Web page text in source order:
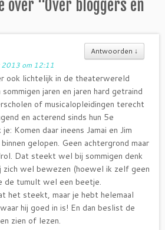
over “Over bloggers en
Antwoorden ↓
2013 om 12:11
ook lichtelijk in de theaterwereld
jaren en jaren hard getraind
of musicalopleidingen terecht
en acterend sinds hun 5e
Komen daar ineens Jamai en Jim
gelopen. Geen achtergrond maar
Dat steekt wel bij sommigen denk
zich wel bewezen (hoewel ik zelf geen
de tumult wel een beetje.
het steekt, maar je hebt helemaal
hij goed in is! En dan beslist de
zien of lezen.